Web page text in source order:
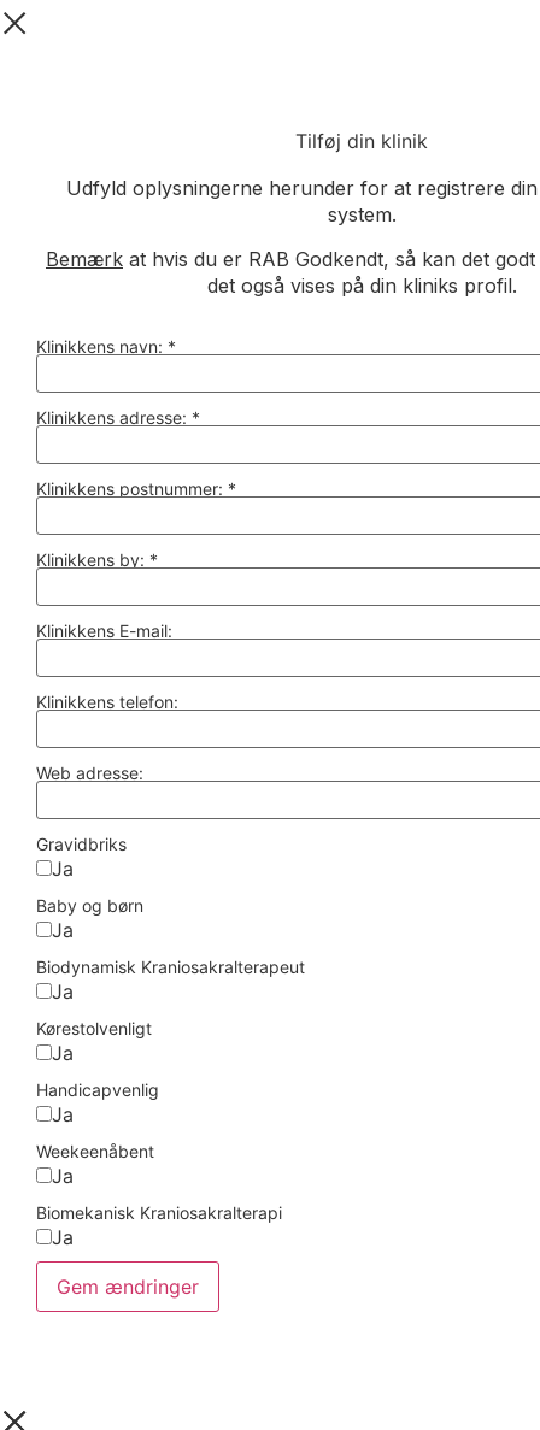
Tilføj din klinik
Udfyld oplysningerne herunder for at registrere
system.
Bemærk at hvis du er RAB Godkendt, så kan det
det også vises på din kliniks profil.
Klinikkens navn: *
Klinikkens adresse: *
Klinikkens postnummer: *
Klinikkens by: *
Klinikkens E-mail:
Klinikkens telefon:
Web adresse:
Gravidbriks
Ja
Baby og børn
Ja
Biodynamisk Kraniosakralterapeut
Ja
Kørestolvenligt
Ja
Handicapvenlig
Ja
Weekeenåbent
Ja
Biomekanisk Kraniosakralterapi
Ja
Gem ændringer